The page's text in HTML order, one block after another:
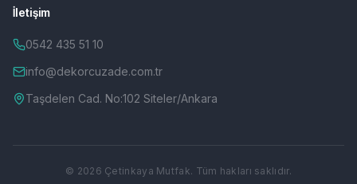
İletişim
0542 435 51 10
info@dekorcuzade.com.tr
Taşdelen Cad. No:102 Siteler/Ankara
© 2026 Çetinkaya Mutfak. Tüm hakları saklıdır.